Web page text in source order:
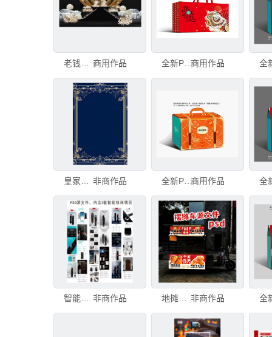
商用作品 全新PSD分层年货礼盒泼天富贵正面商用作品
非商作品 全新PSD分层年货礼盒雅尚果礼商用作品
智能门锁PSD源文件含3套模板 非商作品 地摊车广告源文件PSD 非商作品